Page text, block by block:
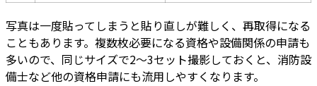
写真は一度貼ってしまうと貼り直しが難しく、再取得になる
こともあります。複数枚必要になる資格や設備関係の申請も
多いので、同じサイズで2〜3セット撮影しておくと、消防設
備士など他の資格申請にも流用しやすくなります。